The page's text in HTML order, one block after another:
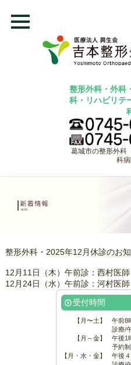
整形外科・外科
科・リハビリテ
葛城市の整形外科
科病
整形外科・2025年12月休診のお
12月11日（木）午前診：西村医師
12月24日（水）午前診：河村医師
受付時間
【月〜土】
午前8
診療/
【月～金】
午後1
予約制
【月・水・金】
午後